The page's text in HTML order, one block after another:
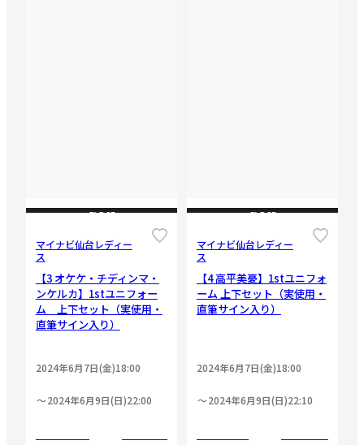
CLOSE
マイナビ仙台レディー
ス
【3 オケケ・チディンマ・
ンケルカ】1stユニフォー
ム 上下セット（実使用・
直筆サイン入り）
2024年6月7日(金)18:00
2024年6月9日(日)22:00
CLOSE
マイナビ仙台レディー
ス
【4 高平美憂】1stユニフォ
ーム 上下セット（実使用・
直筆サイン入り）
2024年6月7日(金)18:00
2024年6月9日(日)22:10